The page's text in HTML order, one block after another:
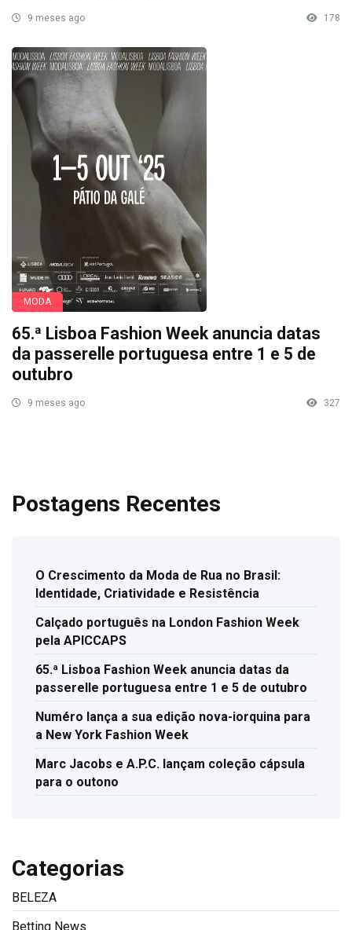
9 meses ago 178
MODA
65.ª Lisboa Fashion Week anuncia datas
da passerelle portuguesa entre 1 e 5 de
outubro
9 meses ago 327
Postagens Recentes
O Crescimento da Moda de Rua no Brasil:
Identidade, Criatividade e Resistência
Calçado português na London Fashion Week
pela APICCAPS
65.ª Lisboa Fashion Week anuncia datas da
passerelle portuguesa entre 1 e 5 de outubro
Numéro lança a sua edição nova-iorquina para
a New York Fashion Week
Marc Jacobs e A.P.C. lançam coleção cápsula
para o outono
Categorias
BELEZA
Betting News